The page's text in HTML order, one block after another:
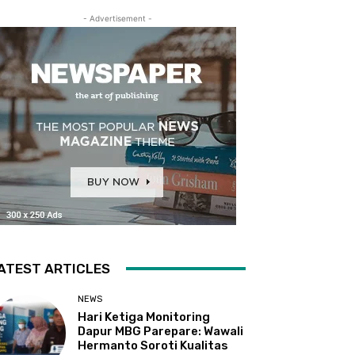
- Advertisement -
ARTICLES
NEWS
Hari Ketiga Monitoring
Dapur MBG Parepare: Wawali
Hermanto Soroti Kualitas